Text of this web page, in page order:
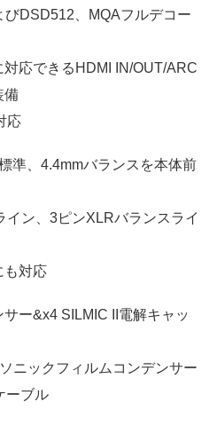
DSD512、MQAフルデコー
応できるHDMI IN/OUT/ARC
備
応
準、4.4mmバランスを本体前
イン、3ピンXLRバランスライ
も対応
ー&x4 SILMIC II電解キャッ
ニックフィルムコンデンサー
ーブル